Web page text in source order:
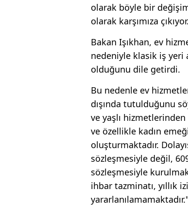
olarak böyle bir
olarak karşımıza
Bakan Işıkhan, ev
nedeniyle klasik iş yeri
olduğunu dile getirdi.
Bu nedenle ev
dışında tutulduğunu
ve yaşlı
ve özellikle kadın
oluşturmaktadır.
sözleşmesiyle değil,
sözleşmesiyle
ihbar tazminatı, yıllık